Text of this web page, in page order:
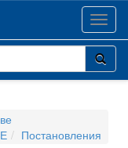
Постановления